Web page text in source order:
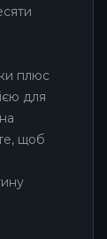
плюс
для
щоб